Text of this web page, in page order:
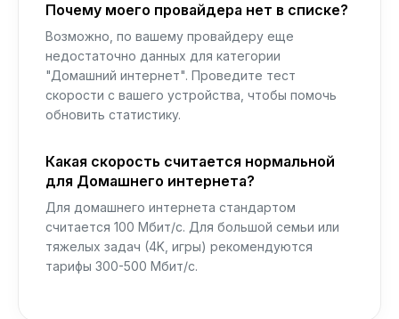
Почему моего провайдера нет в списке?
Возможно, по вашему провайдеру еще
недостаточно данных для категории
"Домашний интернет". Проведите тест
скорости с вашего устройства, чтобы помочь
обновить статистику.
Какая скорость считается нормальной
для Домашнего интернета?
Для домашнего интернета стандартом
считается 100 Мбит/с. Для большой семьи или
тяжелых задач (4K, игры) рекомендуются
тарифы 300-500 Мбит/с.